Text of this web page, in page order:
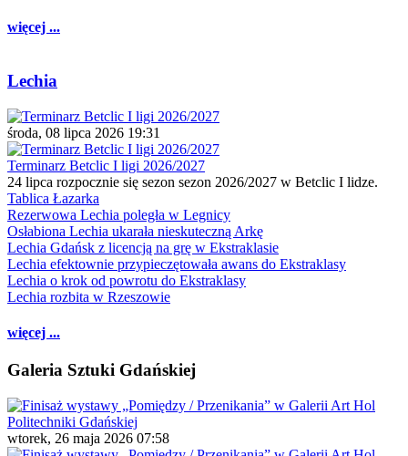
więcej ...
Lechia
środa, 08 lipca 2026 19:31
Terminarz Betclic I ligi 2026/2027
24 lipca rozpocznie się sezon sezon 2026/2027 w Betclic I lidze.
Tablica Łazarka
Rezerwowa Lechia poległa w Legnicy
Osłabiona Lechia ukarała nieskuteczną Arkę
Lechia Gdańsk z licencją na grę w Ekstraklasie
Lechia efektownie przypieczętowała awans do Ekstraklasy
Lechia o krok od powrotu do Ekstraklasy
Lechia rozbita w Rzeszowie
więcej ...
Galeria Sztuki Gdańskiej
wtorek, 26 maja 2026 07:58